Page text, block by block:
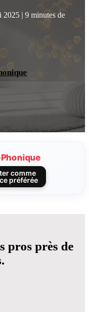
2025 | 9 minutes de
comme
préférée
pros près de